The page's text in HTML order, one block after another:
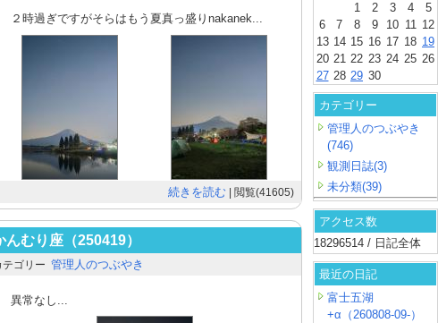
２時過ぎですがそらはもう夏真っ盛りnakanek...
続きを読む | 閲覧(41605)
んむり座（250419）
テゴリー 管理人のつぶやき
異常なし...
1
2 3 4
5
6
7 8 9 10 11 12
13 14 15 16 17 18 19
20 21 22 23 24 25 26
27 28 29 30
カテゴリー
管理人のつぶやき
(746)
観測日誌(3)
未分類(39)
アクセス数
18296514 / 日記全体
最近の日記
富士五湖
+α（260808-09-）